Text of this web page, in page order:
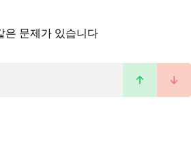
은 문제가 있습니다